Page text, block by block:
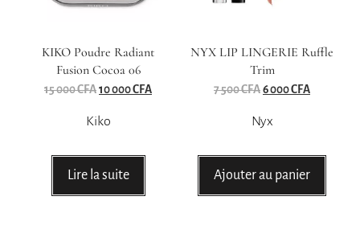
KIKO Poudre Radiant
Fusion Cocoa 06
15 000CFA 10 000CFA
Kiko
Lire la suite
NYX LIP LINGERIE Ruffle
Trim
7 500CFA 6 000CFA
Nyx
Ajouter au panier